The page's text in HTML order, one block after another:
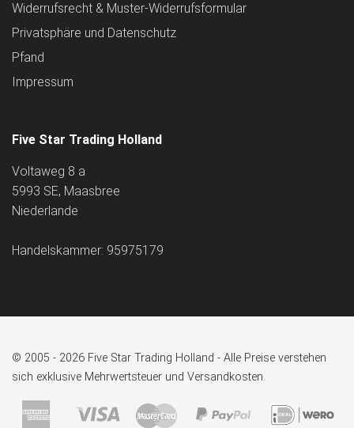
Widerrufsrecht & Muster-Widerrufsformular
Privatsphäre und Datenschutz
Pfand
Impressum
Five Star Trading Holland
Voltaweg 8 a
5993 SE, Maasbree
Niederlande
Handelskammer: 95975179
© 2005 - 2026 Five Star Trading Holland - Alle Preise verstehen
sich exklusive Mehrwertsteuer und Versandkosten.